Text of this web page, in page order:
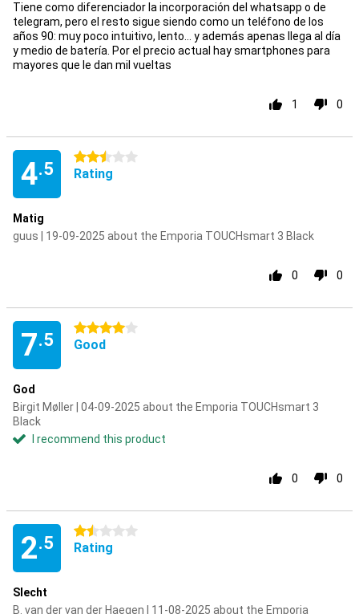
Tiene como diferenciador la incorporación del whatsapp o de
telegram, pero el resto sigue siendo como un teléfono de los
años 90: muy poco intuitivo, lento... y además apenas llega al día
y medio de batería. Por el precio actual hay smartphones para
mayores que le dan mil vueltas
1 0
4.5
2.5 stars
Rating
Matig
guus | 19-09-2025 about the Emporia TOUCHsmart 3 Black
0 0
7.5
4 stars
Good
God
Birgit Møller | 04-09-2025 about the Emporia TOUCHsmart 3
Black
I recommend this product
0 0
2.5
1.5 stars
Rating
Slecht
B. van der van der Haegen | 11-08-2025 about the Emporia